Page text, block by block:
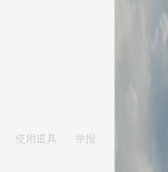
使用道具 举报